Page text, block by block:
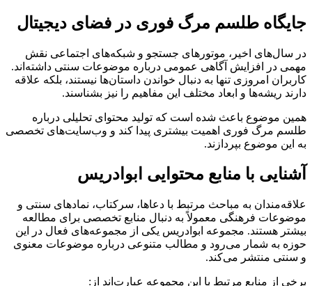
جایگاه طلسم مرگ فوری در فضای دیجیتال
در سال‌های اخیر، موتورهای جستجو و شبکه‌های اجتماعی نقش
مهمی در افزایش آگاهی عمومی درباره موضوعات سنتی داشته‌اند.
کاربران امروزی تنها به دنبال خواندن داستان‌ها نیستند، بلکه علاقه
دارند ریشه‌ها و ابعاد مختلف این مفاهیم را نیز بشناسند.
همین موضوع باعث شده است که تولید محتوای تحلیلی درباره
طلسم مرگ فوری اهمیت بیشتری پیدا کند و وب‌سایت‌های تخصصی
به این موضوع بپردازند.
آشنایی با منابع محتوایی ابوادریس
علاقه‌مندان به مباحث مرتبط با دعاها، سرکتاب، نمادهای سنتی و
موضوعات فرهنگی معمولاً به دنبال منابع تخصصی برای مطالعه
بیشتر هستند. مجموعه ابوادریس یکی از مجموعه‌های فعال در این
حوزه به شمار می‌رود و مطالب متنوعی درباره موضوعات معنوی
و سنتی منتشر می‌کند.
برخی از منابع مرتبط با این مجموعه عبارت‌اند از: